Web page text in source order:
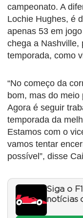
campeonato. A
Lochie Hughes, é
apenas 53 em
chega a Nashville,
temporada, como
“No começo da
bom, mas do
Agora é seguir
temporada da
Estamos com o
vamos tentar
possível”, disse
Siga o
notícias